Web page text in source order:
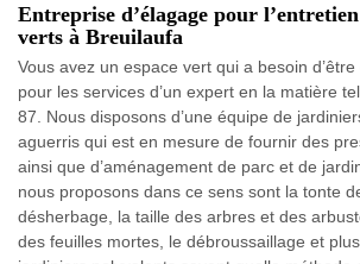
Entreprise d’élagage pour l’entretien
verts à Breuilaufa
Vous avez un espace vert qui a besoin
pour les services d’un expert en la matière
87. Nous disposons d’une équipe de
aguerris qui est en mesure de fournir des
ainsi que d’aménagement de parc et de
nous proposons dans ce sens sont la tonte
désherbage, la taille des arbres et des
des feuilles mortes, le débroussaillage et